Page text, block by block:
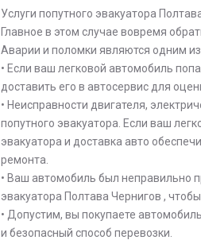
Услуги попутного эвакуатора
Главное в этом случае вовремя
Аварии и поломки являются одним из
• Если ваш легковой автомобиль
доставить его в автосервис для
• Неисправности двигателя,
попутного эвакуатора. Если ваш
эвакуатора и доставка авто
ремонта.
• Ваш автомобиль был неправильно
эвакуатора Полтава Чернигов ,
• Допустим, вы покупаете
и безопасный способ перевозки.